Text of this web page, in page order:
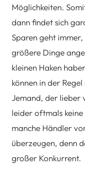
Möglichkeiten.
dann findet sich
Sparen geht
größere Dinge
kleinen Haken
können in der
Jemand, der lieber
leider oftmals
manche Händler
überzeugen, denn
großer Konkurrent.